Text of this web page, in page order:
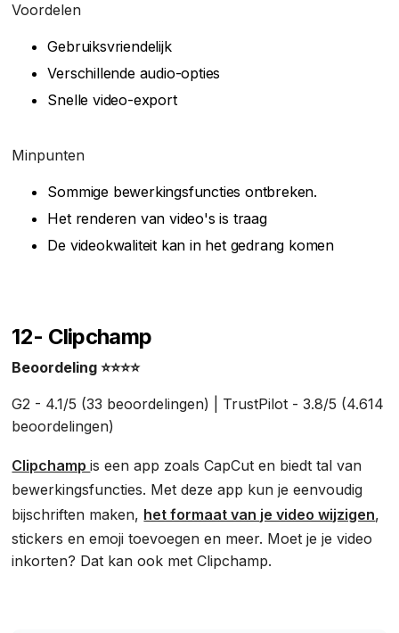
Voordelen
Gebruiksvriendelijk
Verschillende audio-opties
Snelle video-export
Minpunten
Sommige bewerkingsfuncties ontbreken.
Het renderen van video's is traag
De videokwaliteit kan in het gedrang komen
12- Clipchamp
Beoordeling ⭐⭐⭐⭐
G2 - 4.1/5 (33 beoordelingen) | TrustPilot - 3.8/5 (4.614
beoordelingen)
Clipchampis een app zoals CapCut en biedt tal van
bewerkingsfuncties. Met deze app kun je eenvoudig
bijschriften maken, het formaat van je video wijzigen,
stickers en emoji toevoegen en meer. Moet je je video
inkorten? Dat kan ook met Clipchamp.